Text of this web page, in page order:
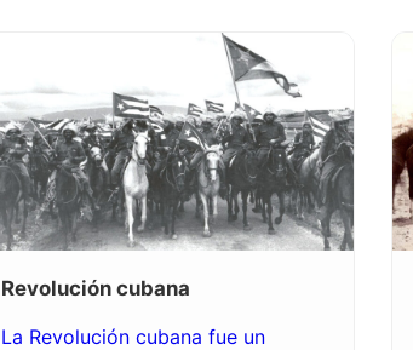
Revolución cubana
La Revolución cubana fue un